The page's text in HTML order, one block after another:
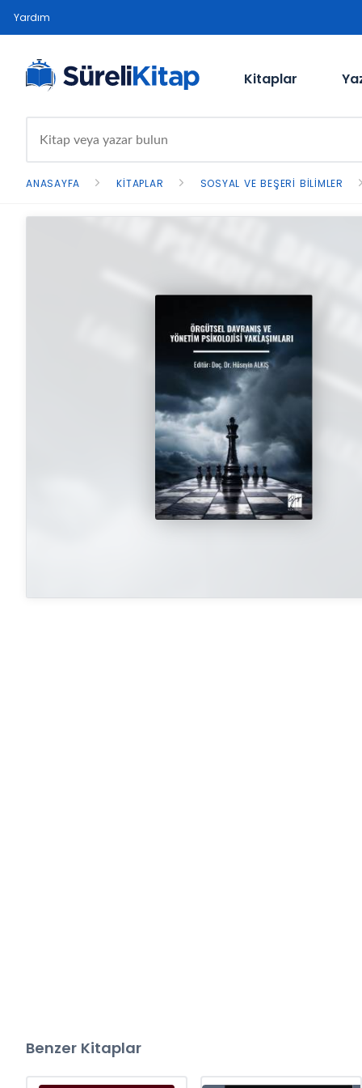
Yardım
Kitaplar
ANASAYFA KITAPLAR SOSYAL VE BEŞERI BILIMLER
Benzer Kitaplar